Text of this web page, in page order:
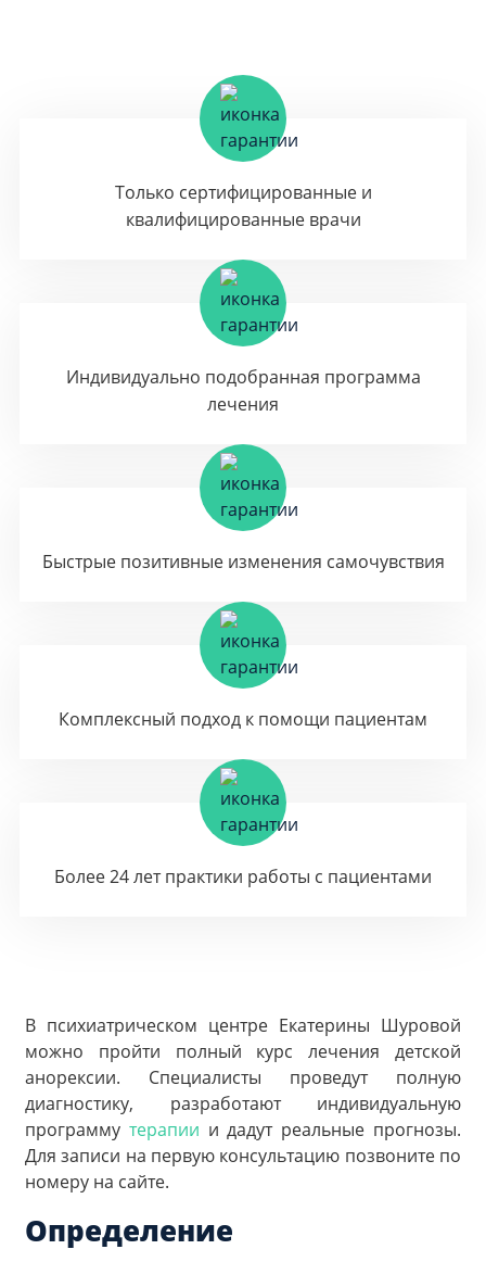
Только сертифицированные и
квалифицированные врачи
Индивидуально подобранная программа
лечения
Быстрые позитивные изменения самочувствия
Комплексный подход к помощи пациентам
Более 24 лет практики работы с пациентами
В психиатрическом центре Екатерины Шуровой
можно пройти полный курс лечения детской
анорексии. Специалисты проведут полную
диагностику, разработают индивидуальную
программу терапии и дадут реальные прогнозы.
Для записи на первую консультацию позвоните по
номеру на сайте.
Определение